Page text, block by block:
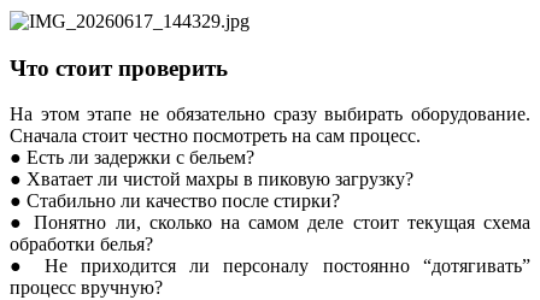
Что стоит проверить
На этом этапе не обязательно сразу выбирать оборудование.
Сначала стоит честно посмотреть на сам процесс.
● Есть ли задержки с бельем?
● Хватает ли чистой махры в пиковую загрузку?
● Стабильно ли качество после стирки?
● Понятно ли, сколько на самом деле стоит текущая схема
обработки белья?
● Не приходится ли персоналу постоянно “дотягивать”
процесс вручную?